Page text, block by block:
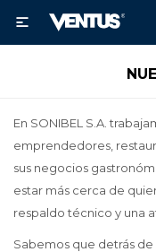

En SONIBEL S.A.
emprendedores,
sus negocios
estar más cerca de
respaldo técnico y una
Sabemos que detrás